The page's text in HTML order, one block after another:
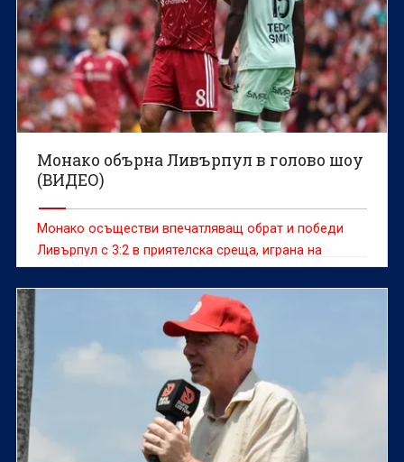
Монако обърна Ливърпул в голово шоу
(ВИДЕО)
Монако осъществи впечатляващ обрат и победи
Ливърпул с 3:2 в приятелска среща, играна на
легендарния стадион „Анфийлд“